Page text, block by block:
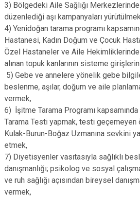
3) Bölgedeki Aile Sağlığı Merkezlerinde
düzenlediği aşı kampanyaları
4) Yenidoğan tarama programı
Hastanesi, Kadın Doğum ve Çocuk
Özel Hastaneler ve Aile
alınan topuk kanlarının sisteme
5) Gebe ve annelere yönelik gebe
beslenme, aşılar, doğum ve aile
vermek,
6) İşitme Tarama Programı kapsamında
Tarama Testi yapmak, testi
Kulak-Burun-Boğaz Uzmanına sevkini
etmek,
7) Diyetisyenler vasıtasıyla sağlıklı
danışmanlığı; psikolog ve sosyal
ve ruh sağlığı açısından bireysel
vermek,